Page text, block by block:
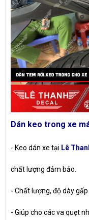
Dán keo trong xe
- Keo dán xe tại Lê
chất lượng đảm bảo.
- Chất lượng, độ dày
- Giúp cho các va quẹt